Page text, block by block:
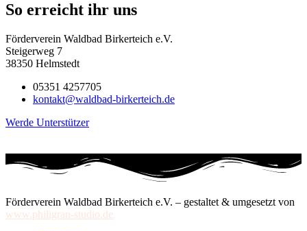
So erreicht ihr uns
Förderverein Waldbad Birkerteich e.V.
Steigerweg 7
38350 Helmstedt
05351 4257705
kontakt@waldbad-birkerteich.de
Werde Unterstützer
Förderverein Waldbad Birkerteich e.V. – gestaltet & umgesetzt von
www.philigran-studio.de